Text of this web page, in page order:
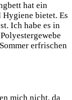
hat ein
bietet. Es
Ich habe es in
erfrischen
mich nicht, da